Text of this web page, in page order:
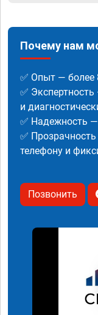
Почему нам
✅ Опыт — более
✅
и
✅ Надежность
✅
телефону и
Позвонить